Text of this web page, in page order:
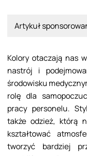
Artykuł
Kolory otaczają nas
nastrój i
środowisku
rolę dla
pracy personelu.
także odzież, którą
kształtować
tworzyć bardziej